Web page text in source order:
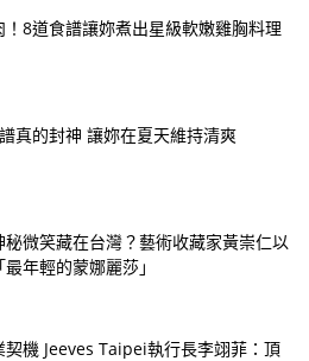
8道食譜讓妳煮出星級軟嫩雞胸料理
真的封神 讓妳在夏天維持清爽
秘微笑藏在台灣？藝術收藏家黃崇仁以
年輕的蒙娜麗莎」
機 Jeeves Taipei執行長李翊菲：頂